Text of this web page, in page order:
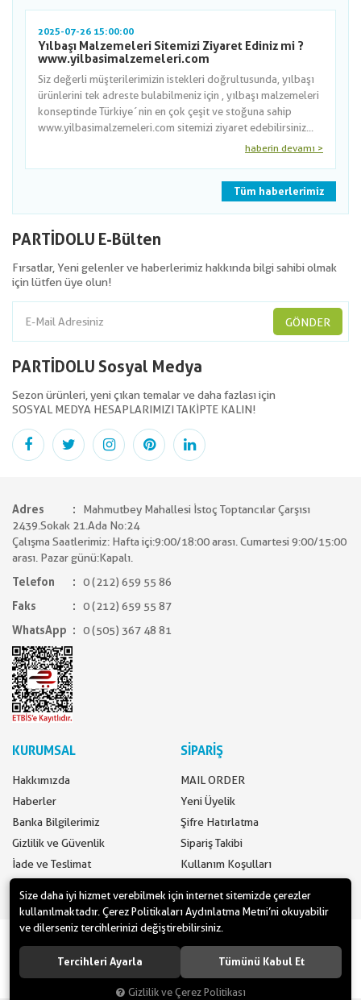
2025-07-26 15:00:00
Yılbaşı Malzemeleri Sitemizi Ziyaret Ediniz mi ?
www.yilbasimalzemeleri.com
Siz değerli müşterilerimizin istekleri doğrultusunda, yılbaşı
ürünlerini tek adreste bulabilmeniz için , yılbaşı malzemeleri
konseptinde Türkiye´nin en çok çeşit ve stoğuna sahip
www.yilbasimalzemeleri.com sitemizi ziyaret edebilirsiniz...
haberin devamı >
Tüm haberlerimiz
PARTİDOLU E-Bülten
Fırsatlar, Yeni gelenler ve haberlerimiz hakkında bilgi sahibi olmak
için lütfen üye olun!
GÖNDER
PARTİDOLU Sosyal Medya
Sezon ürünleri, yeni çıkan temalar ve daha fazlası için
SOSYAL MEDYA HESAPLARIMIZI TAKİPTE KALIN!
Adres
Mahmutbey Mahallesi İstoç Toptancılar Çarşısı
2439.Sokak 21.Ada No:24
Çalışma Saatlerimiz: Hafta içi:9:00/18:00 arası. Cumartesi 9:00/15:00
arası. Pazar günü:Kapalı.
Telefon
0 (212) 659 55 86
Faks
0 (212) 659 55 87
WhatsApp
0 (505) 367 48 81
KURUMSAL
Hakkımızda
Haberler
Banka Bilgilerimiz
Gizlilik ve Güvenlik
İade ve Teslimat
SİPARİŞ
MAIL ORDER
Yeni Üyelik
Şifre Hatırlatma
Sipariş Takibi
Kullanım Koşulları
www.yilbasimalzemeleri.com - www.partidolu.com bir Pandoli Parti
Kuruluşudur. © 2018 Pandoli Parti Malzemeleri Tüm hakları saklıdır.
Size daha iyi hizmet verebilmek için internet sitemizde çerezler
kullanılmaktadır. Çerez Politikaları Aydınlatma Metni’ni okuyabilir
ve dilerseniz tercihlerinizi değiştirebilirsiniz.
Tercihleri Ayarla Tümünü Kabul Et
Gizlilik ve Çerez Politikası